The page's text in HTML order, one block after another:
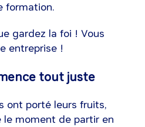
formation.
gardez la foi ! Vous
entreprise !
tout juste
ont porté leurs fruits,
le moment de partir en